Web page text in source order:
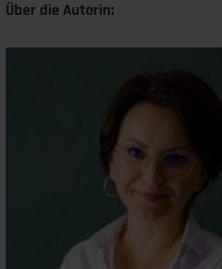
Über die Autorin: